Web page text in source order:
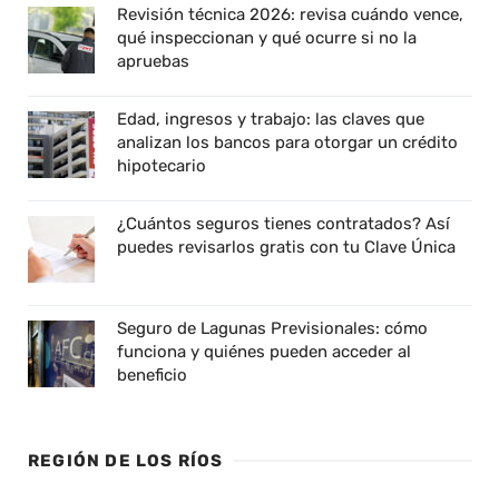
Revisión técnica 2026: revisa cuándo vence,
qué inspeccionan y qué ocurre si no la
apruebas
Edad, ingresos y trabajo: las claves que
analizan los bancos para otorgar un crédito
hipotecario
¿Cuántos seguros tienes contratados? Así
puedes revisarlos gratis con tu Clave Única
Seguro de Lagunas Previsionales: cómo
funciona y quiénes pueden acceder al
beneficio
REGIÓN DE LOS RÍOS